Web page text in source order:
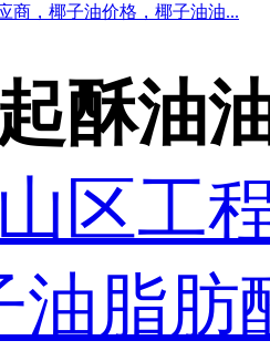
商，椰子油价格，椰子油油...
酥油
区工
油脂肪